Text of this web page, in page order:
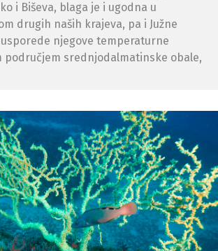
i Biševa, blaga je i ugodna u
drugih naših krajeva, pa i Južne
usporede njegove temperaturne
područjem srednjodalmatinske obale,